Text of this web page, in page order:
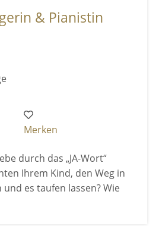
& Pianistin
Merken
durch das „JA-Wort“
Ihrem Kind, den Weg in
es taufen lassen? Wie